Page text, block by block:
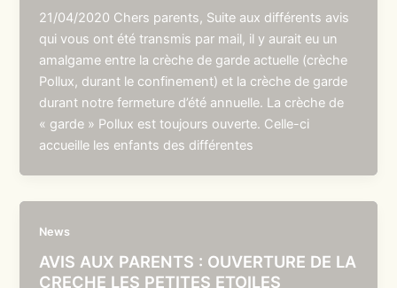
21/04/2020 Chers parents, Suite aux différents avis
qui vous ont été transmis par mail, il y aurait eu un
amalgame entre la crèche de garde actuelle (crèche
Pollux, durant le confinement) et la crèche de garde
durant notre fermeture d’été annuelle. La crèche de
« garde » Pollux est toujours ouverte. Celle-ci
accueille les enfants des différentes
News
AVIS AUX PARENTS : OUVERTURE DE LA
CRECHE LES PETITES ETOILES